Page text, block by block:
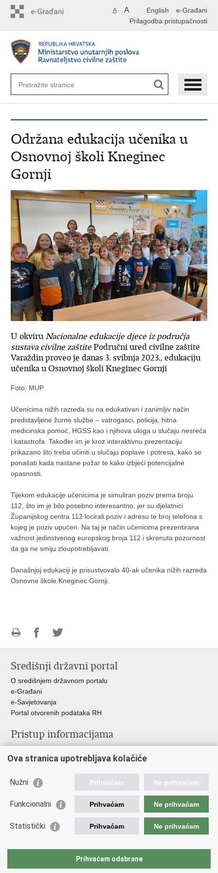
English e-Građani
A A
Prilagodba pristupačnosti
Održana edukacija učenika u
Osnovnoj školi Kneginec
Gornji
U okviru Nacionalne edukacije djece iz područja
sustava civilne zaštitePodručni ured civilne zaštite
Varaždin proveo je danas 3. svibnja 2023., edukaciju
učenika u Osnovnoj školi Kneginec Gornji
Foto: MUP
Učenicima nižih razreda su na edukativan i zanimljiv način
predstavljene žurne službe – vatrogasci, policija, hitna
medicinska pomoć, HGSS kao i njihova uloga u slučaju nesreća
i katastrofa. Također im je kroz interaktivnu prezentaciju
prikazano što treba učiniti u slučaju poplave i potresa, kako se
ponašati kada nastane požar te kako izbjeći potencijalne
opasnosti.
Tijekom edukacije učenicima je simuliran poziv prema broju
112, što im je bilo posebno interesantno, jer su djelatnici
Županijskog centra 112 locirali poziv i adresu te broj telefona s
kojeg je poziv upućen. Na taj je način učenicima prezentirana
važnost jedinstvenog europskog broja 112 i skrenuta pozornost
da ga ne smiju zloupotrebljavati.
Današnjoj edukaciji je prisustvovalo 40-ak učenika nižih razreda
Osnovne škole Kneginec Gornji.
FacebookuTwitteru
Središnji državni portal
O središnjem državnom portalu
e-Građani
e-Savjetovanja
Portal otvorenih podataka RH
Pristup informacijama
Savjetovanje
Zapošljavanje
Odnosi s javnošću
Važne poveznice
Ministarstvo unutarnjih poslova
Ova stranica upotrebljava kolačiće
Nužni Prihvaćam Ne prihvaćam
Funkcionalni Prihvaćam Ne prihvaćam
Statistički Prihvaćam Ne prihvaćam
Prihvaćam odabrane